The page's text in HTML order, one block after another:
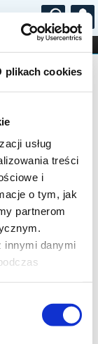
plikach cookies
usług
treści
i
o tym, jak
partnerom
innymi danymi
...
UP